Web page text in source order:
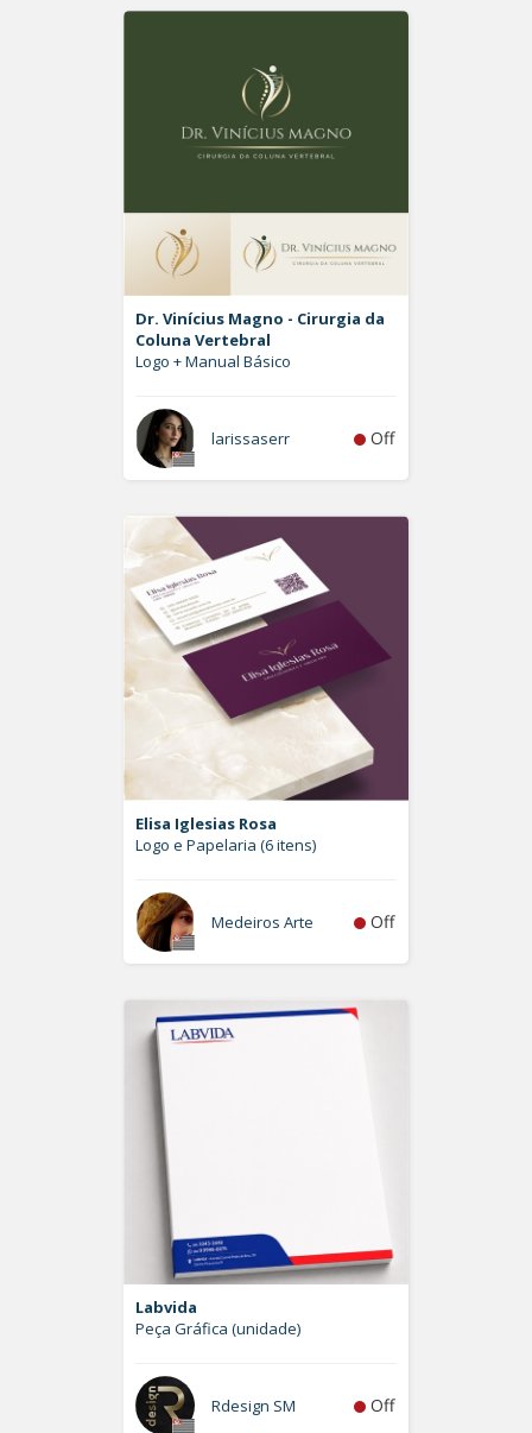
Dr. Vinícius Magno - Cirurgia da
Coluna Vertebral
Logo + Manual Básico
larissaserr Off
Elisa Iglesias Rosa
Logo e Papelaria (6 itens)
Medeiros Arte Off
Labvida
Peça Gráfica (unidade)
Rdesign SM Off